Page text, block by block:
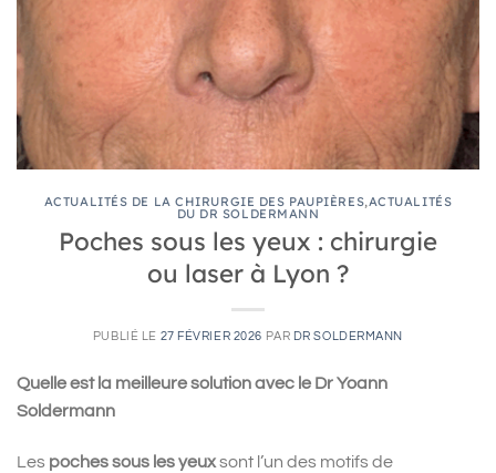
ACTUALITÉS DE LA CHIRURGIE DES PAUPIÈRES, ACTUALITÉS
DU DR SOLDERMANN
Poches sous les yeux : chirurgie
ou laser à Lyon ?
PUBLIÉ LE 27 FÉVRIER 2026 PAR DR SOLDERMANN
Quelle est la meilleure solution avec le Dr Yoann
Soldermann
Les poches sous les yeuxsont l’un des motifs de